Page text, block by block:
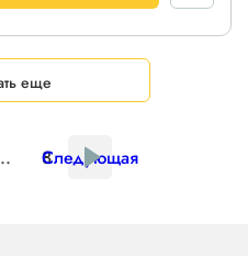
еще
8
Следующая